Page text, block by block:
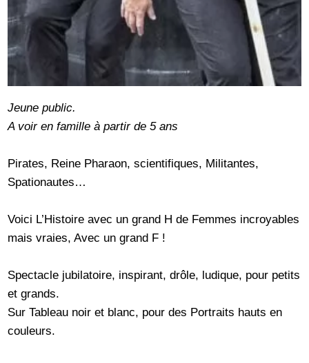
Jeune public.
A voir en famille à partir de 5 ans
Pirates, Reine Pharaon, scientifiques, Militantes,
Spationautes…
Voici L’Histoire avec un grand H de Femmes incroyables
mais vraies, Avec un grand F !
Spectacle jubilatoire, inspirant, drôle, ludique, pour petits
et grands.
Sur Tableau noir et blanc, pour des Portraits hauts en
couleurs.